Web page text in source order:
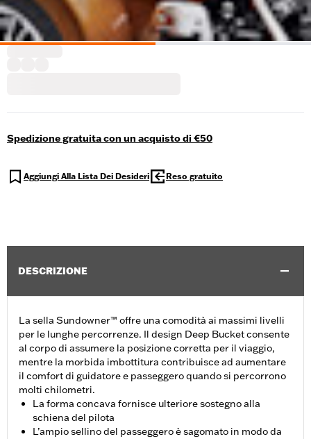
Spedizione gratuita con un acquisto di €50
Aggiungi Alla Lista Dei Desideri Reso gratuito
DESCRIZIONE
La sella Sundowner™ offre una comodità ai massimi livelli
per le lunghe percorrenze. Il design Deep Bucket consente
al corpo di assumere la posizione corretta per il viaggio,
mentre la morbida imbottitura contribuisce ad aumentare
il comfort di guidatore e passeggero quando si percorrono
molti chilometri.
La forma concava fornisce ulteriore sostegno alla
schiena del pilota
L’ampio sellino del passeggero è sagomato in modo da